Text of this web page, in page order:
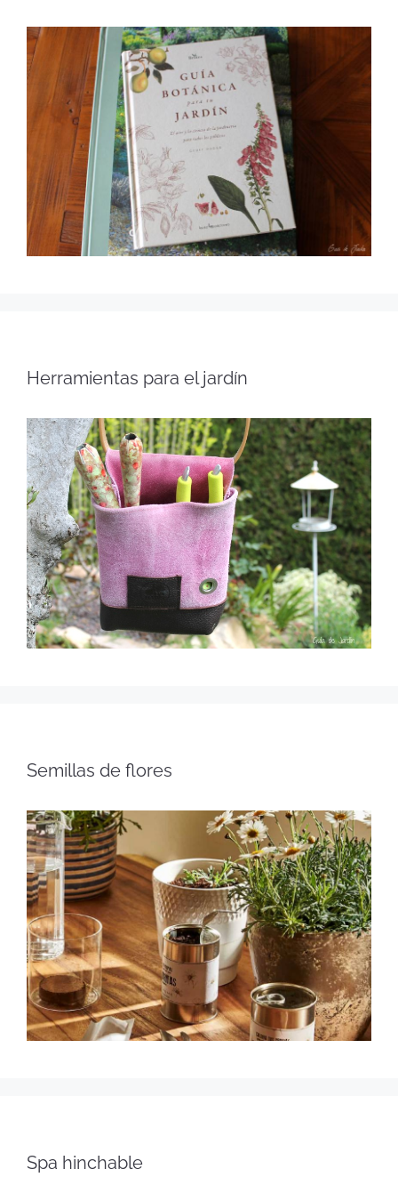
Herramientas para el jardín
Semillas de flores
Spa hinchable